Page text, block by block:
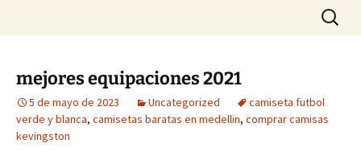
Buscar:
mejores equipaciones 2021
5 de mayo de 2023 Uncategorized
camiseta futbol
verde y blanca, camisetas baratas en medellin, comprar camisas
kevingston